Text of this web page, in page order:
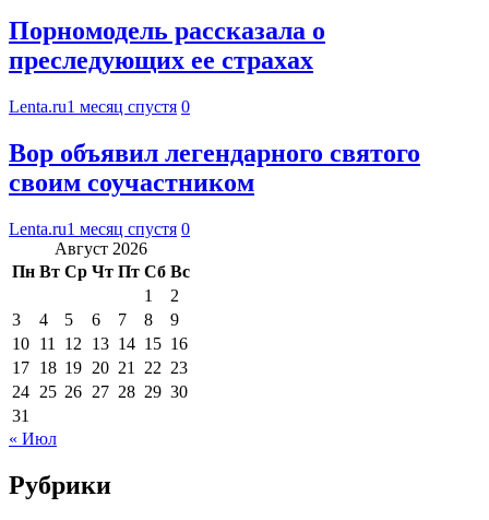
Порномодель рассказала о
преследующих ее страхах
Lenta.ru1 месяц спустя 0
Вор объявил легендарного святого
своим соучастником
Lenta.ru1 месяц спустя 0
Август 2026
Пн Вт Ср Чт Пт Сб Вс
1
2
3
4 5 6 7 8
9
10 11 12 13 14 15 16
17 18 19 20 21 22 23
24 25 26 27 28 29 30
31
« Июл
Рубрики